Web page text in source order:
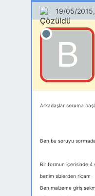
19/05/
Arkadaşlar soruma
Ben bu soruyu
Bir formun içerisinde 4
benim sizlerden ricam
Ben malzeme giriş